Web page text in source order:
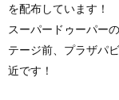
を配布しています！
スーパードゥーパー
テージ前、プラザパ
近です！